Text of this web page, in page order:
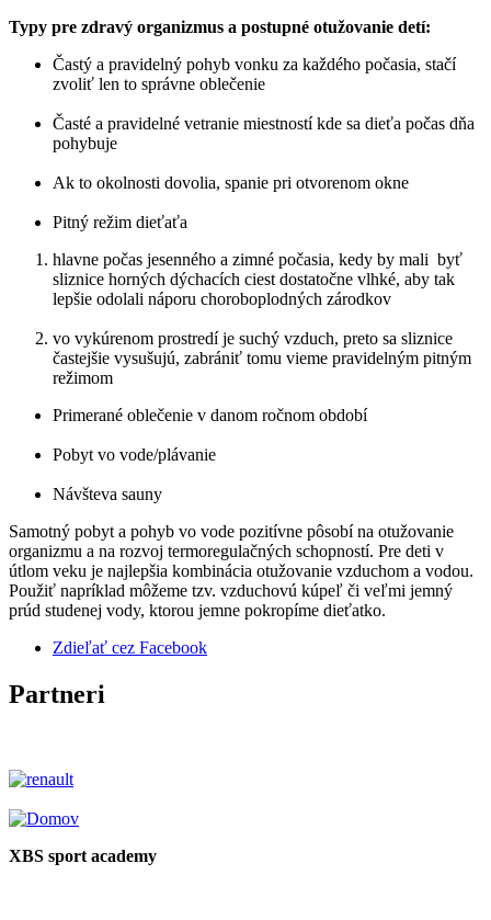
Typy pre zdravý organizmus a postupné otužovanie detí:
Častý a pravidelný pohyb vonku za každého počasia, stačí
zvoliť len to správne oblečenie
Časté a pravidelné vetranie miestností kde sa dieťa počas dňa
pohybuje
Ak to okolnosti dovolia, spanie pri otvorenom okne
Pitný režim dieťaťa
hlavne počas jesenného a zimné počasia, kedy by mali byť
sliznice horných dýchacích ciest dostatočne vlhké, aby tak
lepšie odolali náporu choroboplodných zárodkov
vo vykúrenom prostredí je suchý vzduch, preto sa sliznice
častejšie vysušujú, zabrániť tomu vieme pravidelným pitným
režimom
Primerané oblečenie v danom ročnom období
Pobyt vo vode/plávanie
Návšteva sauny
Samotný pobyt a pohyb vo vode pozitívne pôsobí na otužovanie
organizmu a na rozvoj termoregulačných schopností. Pre deti v
útlom veku je najlepšia kombinácia otužovanie vzduchom a vodou.
Použiť napríklad môžeme tzv. vzduchovú kúpeľ či veľmi jemný
prúd studenej vody, ktorou jemne pokropíme dieťatko.
Zdieľať cez Facebook
Partneri
XBS sport academy